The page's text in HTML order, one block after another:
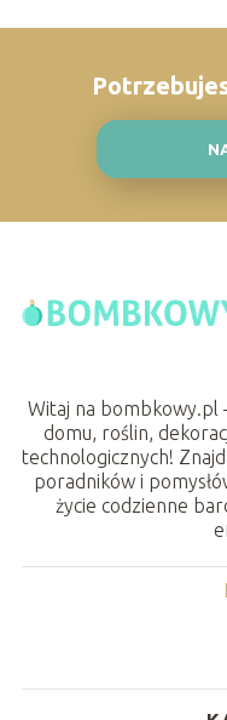
Witaj na bombkowy.pl
domu, roślin,
technologicznych!
poradników i
życie codzienne